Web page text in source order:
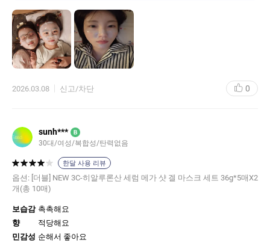
2026.03.08 신고/차단 0
sunh*** B
30대/여성/복합성/탄력없음
한달 사용 리뷰
옵션: [더블] NEW 3C-히알루론산 세럼 메가 샷 겔 마스크 세트 36g*5매X2
개(총 10매)
보습감 촉촉해요
향
적당해요
민감성 순해서 좋아요